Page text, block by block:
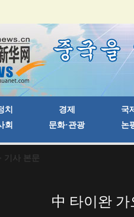
기사 본문
中 타이완 가